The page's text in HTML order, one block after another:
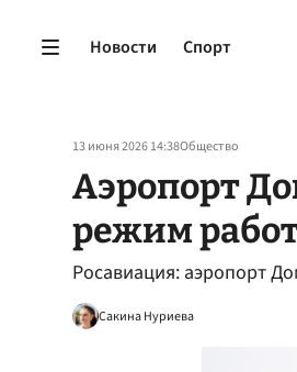
Новости Спорт
13 июня 2026 14:38Общество
Аэропорт
режим
Росавиация: аэропорт
Сакина Нуриева